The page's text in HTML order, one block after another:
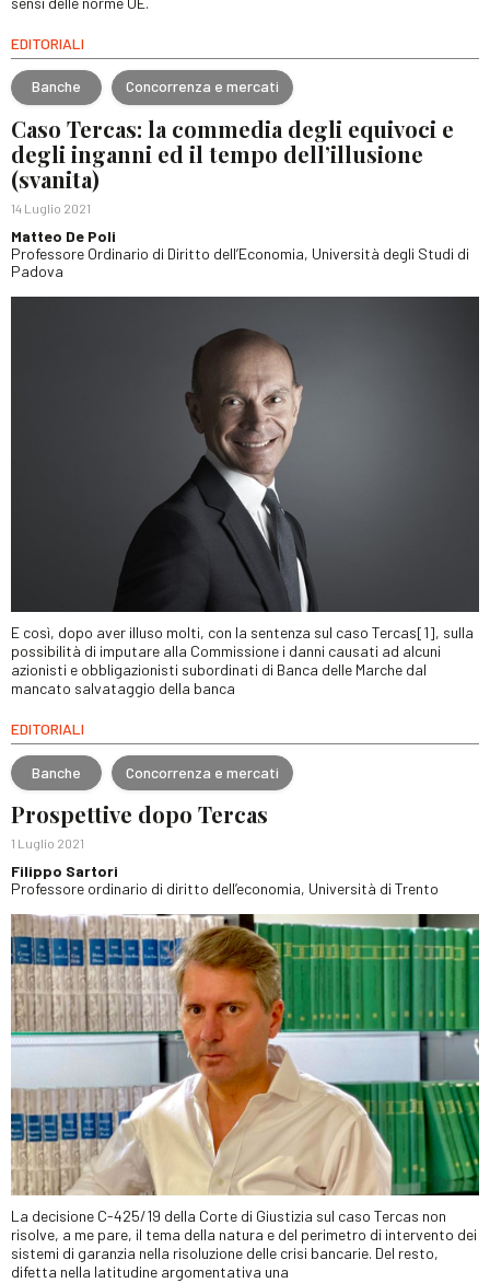
EDITORIALI
Banche Concorrenza e mercati
Caso Tercas: la commedia degli equivoci e
degli inganni ed il tempo dell’illusione
(svanita)
14 Luglio 2021
Matteo De Poli
Professore Ordinario di Diritto dell’Economia, Università degli Studi di
Padova
E così, dopo aver illuso molti, con la sentenza sul caso Tercas[1], sulla
possibilità di imputare alla Commissione i danni causati ad alcuni
azionisti e obbligazionisti subordinati di Banca delle Marche dal
mancato salvataggio della banca
EDITORIALI
Banche Concorrenza e mercati
Prospettive dopo Tercas
1 Luglio 2021
Filippo Sartori
Professore ordinario di diritto dell’economia, Università di Trento
La decisione C-425/19 della Corte di Giustizia sul caso Tercas non
risolve, a me pare, il tema della natura e del perimetro di intervento dei
sistemi di garanzia nella risoluzione delle crisi bancarie. Del resto,
difetta nella latitudine argomentativa una